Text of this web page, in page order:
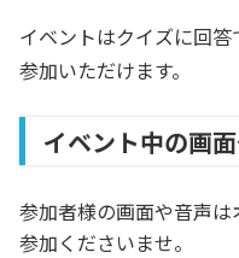
イベントはクイズに回
参加いただけます。
イベント中の画
参加者様の画面や音声
参加くださいませ。